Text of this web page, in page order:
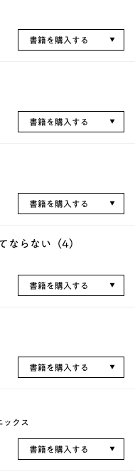
書籍を購入する
書籍を購入する
書籍を購入する
ならない（4）
書籍を購入する
書籍を購入する
ックス
書籍を購入する